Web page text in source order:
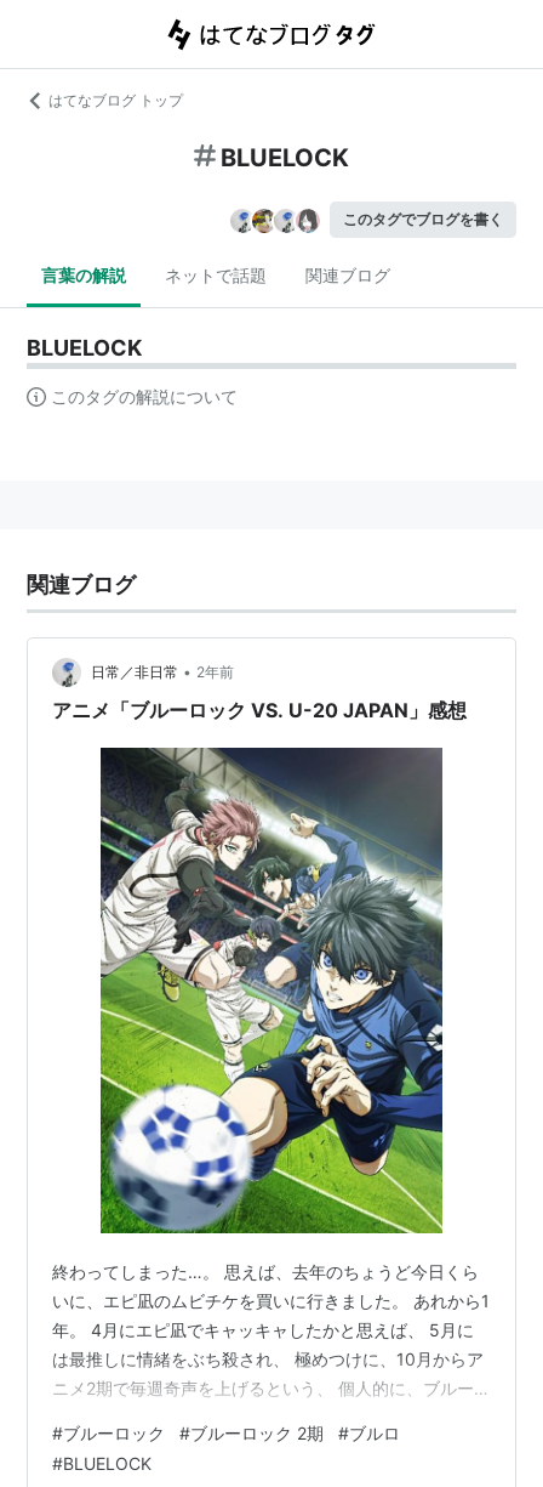
はてなブログ トップ
BLUELOCK
このタグでブログを書く
言葉の解説 ネットで話題 関連ブログ
BLUELOCK
このタグの解説について
関連ブログ
日常／非日常 • 2年前
アニメ「ブルーロック VS. U-20 JAPAN」感想
終わってしまった…。 思えば、去年のちょうど今日くら
いに、エピ凪のムビチケを買いに行きました。 あれから1
年。 4月にエピ凪でキャッキャしたかと思えば、 5月に
は最推しに情緒をぶち殺され、 極めつけに、10月からア
ニメ2期で毎週奇声を上げるという、 個人的に、ブルー
活年だった、2024年の締めくくりが、ここまではちゃめ
ちゃに盛り上がるものになろうとは。 ということで、興
#ブルーロック #ブルーロック 2期 #ブルロ
#BLUELOCK